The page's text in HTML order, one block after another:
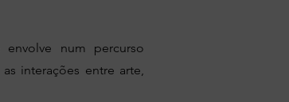
num percurso
interações entre arte,